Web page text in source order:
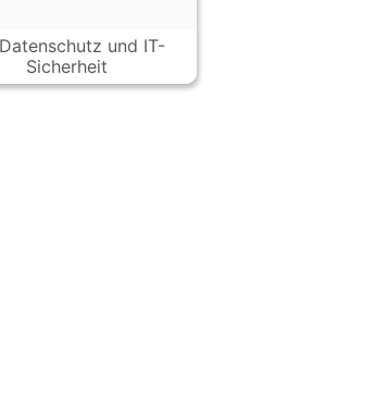
und IT-
Sicherheit